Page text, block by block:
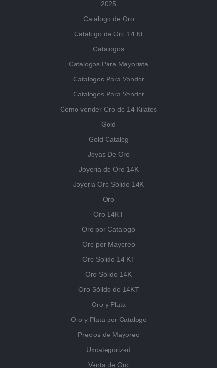
2025
Catalogo de Oro
Catalogo de Oro 14 Kt
Catalogos
Catalogos Para Mayorista
Catalogos Para Vender
Catalogos Para Vender
Como vender Oro de 14 Kilates
Gold
Gold Catalog
Joyas De Oro
Joyeria de Oro 14K
Joyeria Oro Sólido 14K
Oro
Oro 14KT
Oro por Catalogo
Oro por Mayoreo
Oro Solido 14 KT
Oro Sólido 14K
Oro Sólido de 14KT
Oro y Plata
Oro y Plata por Catalogo
Precios de Mayoreo
Uncategorized
Venta de Oro